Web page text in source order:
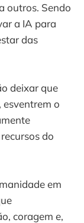
outros. Sendo
a IA para
das
deixar que
esventrem o
do
em
coragem e,